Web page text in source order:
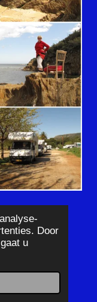
Door
u
Ontbijten met